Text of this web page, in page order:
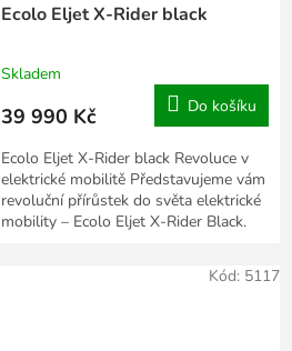
Ecolo Eljet X-Rider black
Skladem
39 990 Kč Do košíku
Ecolo Eljet X-Rider black Revoluce v
elektrické mobilitě Představujeme vám
revoluční přírůstek do světa elektrické
mobility – Ecolo Eljet X-Rider Black.
Kód: 5117